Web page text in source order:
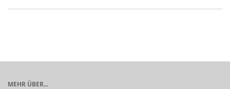
MEHR ÜBER...